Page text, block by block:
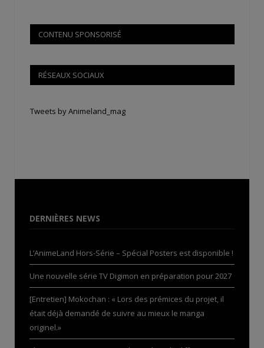
CONTENU SPONSORISÉ
RÉSEAUX SOCIAUX
Tweets by Animeland_mag
DERNIÈRES NEWS
L’AnimeLand Hors-Série – Spécial Posters est disponible !
Une nouvelle série TV Digimon en préparation pour 2027
[Entretien] Mokochan : « Lors des prémices du projet, il
était déjà demandé de suivre au mieux le manga
originel.»